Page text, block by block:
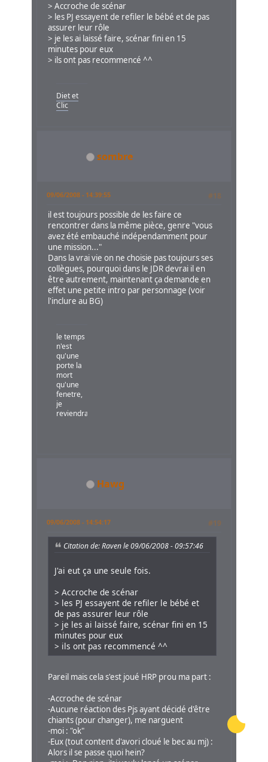
> Accroche de scénar
> les PJ essayent de refiler le bébé et de pas
assurer leur rôle
> je les ai laissé faire, scénar fini en 15
minutes pour eux
> ils ont pas recommencé ^^
Diet et
Clic
sombre
09/06/2008 - 14:39:55 #18
il est toujours possible de les faire ce
rencontrer dans la même pièce, genre "vous
avez été embauché indépendamment pour
une mission..."
Dans la vrai vie on ne choisie pas toujours ses
collègues, pourquoi dans le JDR devrai il en
être autrement, maintenant ça demande en
effet une petite intro par personnage (voir
l'inclure au BG)
le temps
n'est
qu'une
porte la
mort
qu'une
fenetre,
je
reviendrai!
Hawg
09/06/2008 - 14:54:17 #19
Citation de: Raven le 09/06/2008 - 09:57:46
J'ai eut ça une seule fois.
> Accroche de scénar
> les PJ essayent de refiler le bébé et
de pas assurer leur rôle
> je les ai laissé faire, scénar fini en 15
minutes pour eux
> ils ont pas recommencé ^^
Pareil mais cela s'est joué HRP prou ma part :
-Accroche de scénar
-Aucune réaction des Pjs ayant décidé d'être
chiants (pour changer), me narguent
-moi : "ok"
-Eux (tout content d'avori cloué le bec au mj) :
Alors il se passe quoi hein?